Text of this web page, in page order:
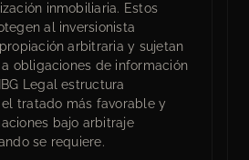
inmobiliaria. Estos
al inversionista
arbitraria y sujetan
obligaciones de información
Legal estructura
el tratado más favorable y
bajo arbitraje
se requiere.